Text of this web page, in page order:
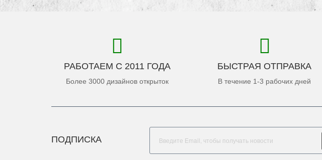
РАБОТАЕМ С 2011 ГОДА
Более 3000 дизайнов открыток
БЫСТРАЯ ОТПРАВКА
В течение 1-3 рабочих дней
ПОДПИСКА